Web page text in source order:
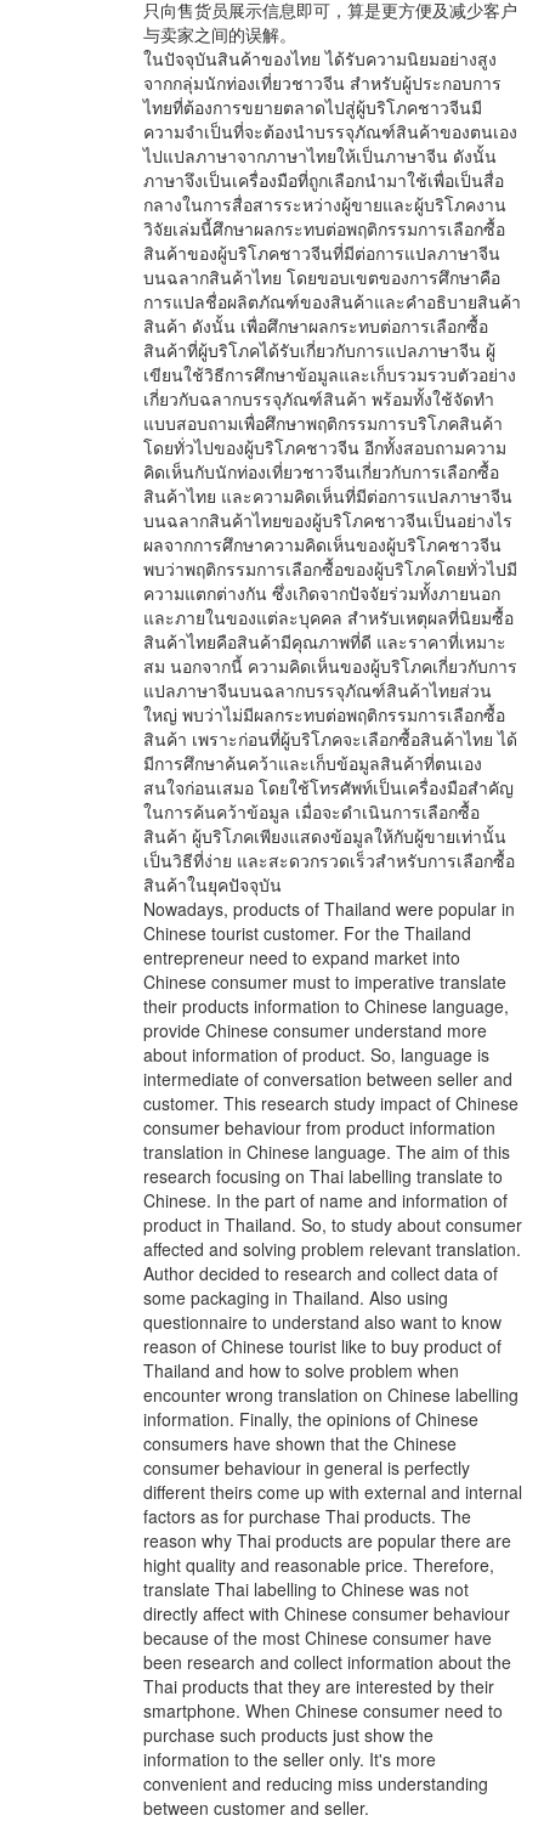
只向售货员展示信息即可，算是更方便及减少客户
与卖家之间的误解。
ในปัจจุบันสินค้าของไทย ได้รับความนิยมอย่างสูง
จากกลุ่มนักท่องเที่ยวชาวจีน สำหรับผู้ประกอบการ
ไทยที่ต้องการขยายตลาดไปสู่ผู้บริโภคชาวจีนมี
ความจำเป็นที่จะต้องนำบรรจุภัณฑ์สินค้าของตนเอง
ไปแปลภาษาจากภาษาไทยให้เป็นภาษาจีน ดังนั้น
ภาษาจึงเป็นเครื่องมือที่ถูกเลือกนำมาใช้เพื่อเป็นสื่อ
กลางในการสื่อสารระหว่างผู้ขายและผู้บริโภคงาน
วิจัยเล่มนี้ศึกษาผลกระทบต่อพฤติกรรมการเลือกซื้อ
สินค้าของผู้บริโภคชาวจีนที่มีต่อการแปลภาษาจีน
บนฉลากสินค้าไทย โดยขอบเขตของการศึกษาคือ
การแปลชื่อผลิตภัณฑ์ของสินค้าและคำอธิบายสินค้า
สินค้า ดังนั้น เพื่อศึกษาผลกระทบต่อการเลือกซื้อ
สินค้าที่ผู้บริโภคได้รับเกี่ยวกับการแปลภาษาจีน ผู้
เขียนใช้วิธีการศึกษาข้อมูลและเก็บรวมรวบตัวอย่าง
เกี่ยวกับฉลากบรรจุภัณฑ์สินค้า พร้อมทั้งใช้จัดทำ
แบบสอบถามเพื่อศึกษาพฤติกรรมการบริโภคสินค้า
โดยทั่วไปของผู้บริโภคชาวจีน อีกทั้งสอบถามความ
คิดเห็นกับนักท่องเที่ยวชาวจีนเกี่ยวกับการเลือกซื้อ
สินค้าไทย และความคิดเห็นที่มีต่อการแปลภาษาจีน
บนฉลากสินค้าไทยของผู้บริโภคชาวจีนเป็นอย่างไร
ผลจากการศึกษาความคิดเห็นของผู้บริโภคชาวจีน
พบว่าพฤติกรรมการเลือกซื้อของผู้บริโภคโดยทั่วไปมี
ความแตกต่างกัน ซึ่งเกิดจากปัจจัยร่วมทั้งภายนอก
และภายในของแต่ละบุคคล สำหรับเหตุผลที่นิยมซื้อ
สินค้าไทยคือสินค้ามีคุณภาพที่ดี และราคาที่เหมาะ
สม นอกจากนี้ ความคิดเห็นของผู้บริโภคเกี่ยวกับการ
แปลภาษาจีนบนฉลากบรรจุภัณฑ์สินค้าไทยส่วน
ใหญ่ พบว่าไม่มีผลกระทบต่อพฤติกรรมการเลือกซื้อ
สินค้า เพราะก่อนที่ผู้บริโภคจะเลือกซื้อสินค้าไทย ได้
มีการศึกษาค้นคว้าและเก็บข้อมูลสินค้าที่ตนเอง
สนใจก่อนเสมอ โดยใช้โทรศัพท์เป็นเครื่องมือสำคัญ
ในการค้นคว้าข้อมูล เมื่อจะดำเนินการเลือกซื้อ
สินค้า ผู้บริโภคเพียงแสดงข้อมูลให้กับผู้ขายเท่านั้น
เป็นวิธีที่ง่าย และสะดวกรวดเร็วสำหรับการเลือกซื้อ
สินค้าในยุคปัจจุบัน
Nowadays, products of Thailand were popular in
Chinese tourist customer. For the Thailand
entrepreneur need to expand market into
Chinese consumer must to imperative translate
their products information to Chinese language,
provide Chinese consumer understand more
about information of product. So, language is
intermediate of conversation between seller and
customer. This research study impact of Chinese
consumer behaviour from product information
translation in Chinese language. The aim of this
research focusing on Thai labelling translate to
Chinese. In the part of name and information of
product in Thailand. So, to study about consumer
affected and solving problem relevant translation.
Author decided to research and collect data of
some packaging in Thailand. Also using
questionnaire to understand also want to know
reason of Chinese tourist like to buy product of
Thailand and how to solve problem when
encounter wrong translation on Chinese labelling
information. Finally, the opinions of Chinese
consumers have shown that the Chinese
consumer behaviour in general is perfectly
different theirs come up with external and internal
factors as for purchase Thai products. The
reason why Thai products are popular there are
hight quality and reasonable price. Therefore,
translate Thai labelling to Chinese was not
directly affect with Chinese consumer behaviour
because of the most Chinese consumer have
been research and collect information about the
Thai products that they are interested by their
smartphone. When Chinese consumer need to
purchase such products just show the
information to the seller only. It's more
convenient and reducing miss understanding
between customer and seller.